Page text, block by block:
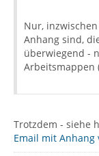
Nur,
Anhang sind,
überwiegend -
Arbeitsmappen
Trotzdem - siehe
Email mit